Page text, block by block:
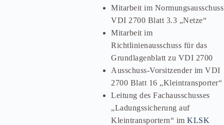
Mitarbeit im Normungsausschuss
VDI 2700 Blatt 3.3 „Netze“
Mitarbeit im
Richtlinienausschuss für das
Grundlagenblatt zu VDI 2700
Ausschuss-Vorsitzender im VDI
2700 Blatt 16 „Kleintransporter“
Leitung des Fachausschusses
„Ladungssicherung auf
Kleintransportern“ im KLSK